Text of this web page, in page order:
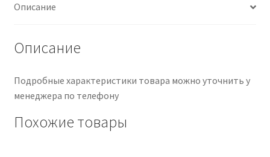
Описание
Описание
Подробные характеристики товара можно уточнить у
менеджера по телефону
Похожие товары